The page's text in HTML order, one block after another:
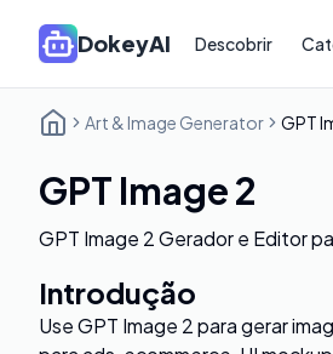
DokeyAI Descobrir
Art & Image Generator GPT
GPT Image 2
GPT Image 2 Gerador e Editor
Introdução
Use GPT Image 2 para gerar